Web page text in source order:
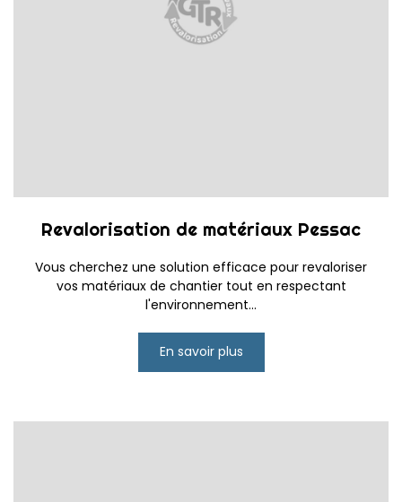
Revalorisation de matériaux Pessac
Vous cherchez une solution efficace pour revaloriser
vos matériaux de chantier tout en respectant
l'environnement...
En savoir plus